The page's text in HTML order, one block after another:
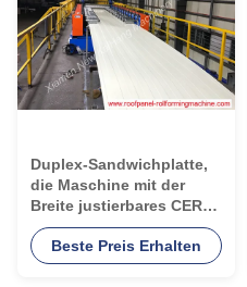
Duplex-Sandwichplatte,
die Maschine mit der
Breite justierbares CER
genehmigt herstellt
Beste Preis Erhalten